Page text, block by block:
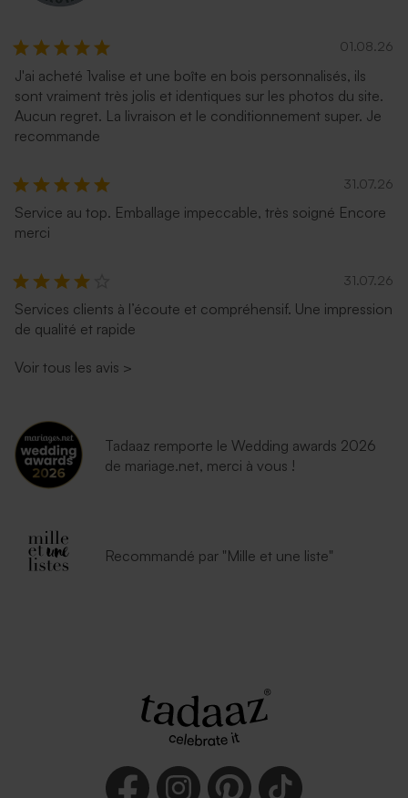
01.08.26
J'ai acheté 1valise et une boîte en bois personnalisés, ils
sont vraiment très jolis et identiques sur les photos du site.
Aucun regret. La livraison et le conditionnement super. Je
recommande
31.07.26
Service au top. Emballage impeccable, très soigné Encore
merci
31.07.26
Services clients à l’écoute et compréhensif. Une impression
de qualité et rapide
Voir tous les avis >
Tadaaz remporte le Wedding awards 2026
de mariage.net, merci à vous !
Recommandé par "Mille et une liste"